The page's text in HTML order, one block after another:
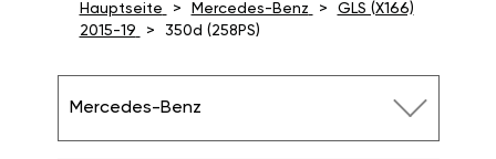
Hauptseite Mercedes-Benz
GLS (X166)
2015-19
350d (258PS)
Mercedes-Benz